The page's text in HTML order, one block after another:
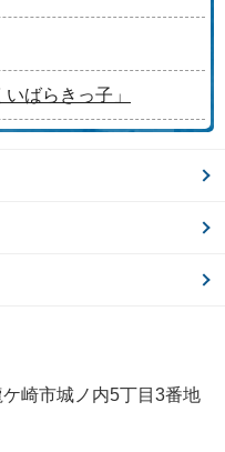
ばらきっ子」
崎市城ノ内5丁目3番地